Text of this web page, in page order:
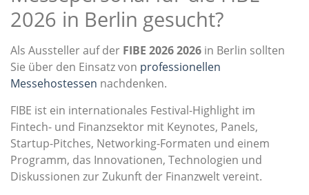
2026 in Berlin gesucht?
Als Aussteller auf der FIBE 2026 2026 in Berlin sollten
Sie über den Einsatz von professionellen
Messehostessen nachdenken.
FIBE ist ein internationales Festival-Highlight im
Fintech- und Finanzsektor mit Keynotes, Panels,
Startup-Pitches, Networking-Formaten und einem
Programm, das Innovationen, Technologien und
Diskussionen zur Zukunft der Finanzwelt vereint.